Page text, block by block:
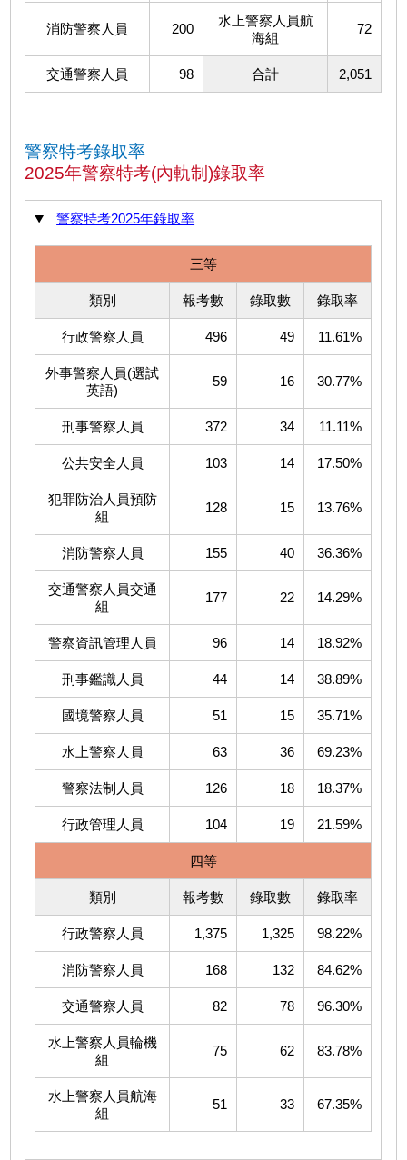
消防警察人員 200
水上警察人員航
海組
72
交通警察人員 98 合計 2,051
警察特考錄取率
2025年警察特考(內軌制)錄取率
警察特考2025年錄取率
三等
類別 報考數 錄取數 錄取率
行政警察人員 496 49 11.61%
外事警察人員(選試
英語)
59 16 30.77%
刑事警察人員 372 34 11.11%
公共安全人員 103 14 17.50%
犯罪防治人員預防
組
128 15 13.76%
消防警察人員 155 40 36.36%
交通警察人員交通
組
177 22 14.29%
警察資訊管理人員 96 14 18.92%
刑事鑑識人員 44 14 38.89%
國境警察人員 51 15 35.71%
水上警察人員 63 36 69.23%
警察法制人員 126 18 18.37%
行政管理人員 104 19 21.59%
四等
類別 報考數 錄取數 錄取率
行政警察人員 1,375 1,325 98.22%
消防警察人員 168 132 84.62%
交通警察人員 82 78 96.30%
水上警察人員輪機
組
75 62 83.78%
水上警察人員航海
組
51 33 67.35%